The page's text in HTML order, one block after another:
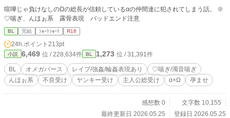
喧嘩じゃ負けなしのΩの総長が信頼しているαの仲間達に犯されてしまう話。 ※
♡喘ぎ、んほぉ系 露骨表現 バッドエンド注意
BL 完結 ｼｮｰﾄｼｮｰﾄ R18
24h.ポイント 213pt
小説 6,469 位 / 228,634件 BL 1,273 位 / 31,391件
BL オメガバース レイプ/強姦/輪姦表現あり
♡喘ぎ/濁音喘ぎ
んほぉ系
不良受け ヤンキー受け 主人公総受け α×Ω 孕ませ
感想数 0
文字数 10,155
最終更新日 2026.05.25
登録日 2026.05.25